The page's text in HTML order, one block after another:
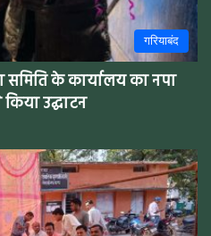
गरियाबंद
समिति के कार्यालय का नपा
उद्घाटन